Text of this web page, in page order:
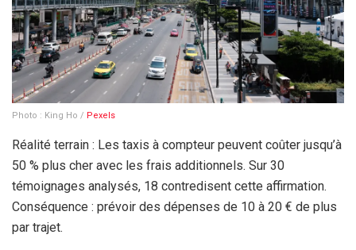
Photo : King Ho / Pexels
Réalité terrain : Les taxis à compteur peuvent coûter jusqu’à
50 % plus cher avec les frais additionnels. Sur 30
témoignages analysés, 18 contredisent cette affirmation.
Conséquence : prévoir des dépenses de 10 à 20 € de plus
par trajet.